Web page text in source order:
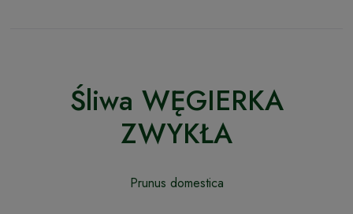
Śliwa WĘGIERKA
ZWYKŁA
Prunus domestica